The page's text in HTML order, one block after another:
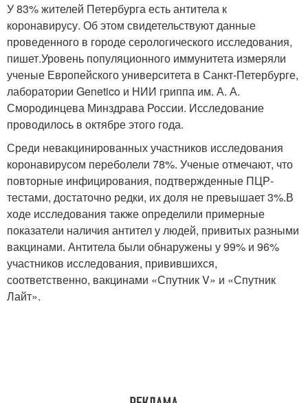
У 83% жителей Петербурга есть антитела к
коронавирусу. Об этом свидетельствуют данные
проведенного в городе серологического исследования,
пишет.Уровень популяционного иммунитета измеряли
ученые Европейского университета в Санкт-Петербурге,
лаборатории Genetico и НИИ гриппа им. А. А.
Смородинцева Минздрава России. Исследование
проводилось в октябре этого года.
Среди невакцинированных участников исследования
коронавирусом переболели 78%. Ученые отмечают, что
повторные инфицирования, подтвержденные ПЦР-
тестами, достаточно редки, их доля не превышает 3%.В
ходе исследования также определили примерные
показатели наличия антител у людей, привитых разными
вакцинами. Антитела были обнаружены у 99% и 96%
участников исследования, привившихся,
соответственно, вакцинами «Спутник V» и «Спутник
Лайт».